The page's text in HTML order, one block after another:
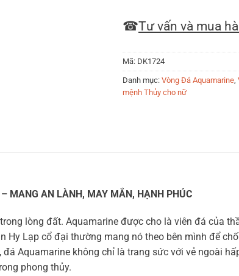
☎Tư vấn và mua
Mã: DK1724
Danh mục: Vòng Đá Aquamarine
mệnh Thủy cho nữ
MANG AN LÀNH, MAY MẮN, HẠNH PHÚC
lòng đất. Aquamarine được cho là viên đá của
Hy Lạp cổ đại thường mang nó theo bên mình để
Aquamarine không chỉ là trang sức với vẻ ngoài
phong thủy.